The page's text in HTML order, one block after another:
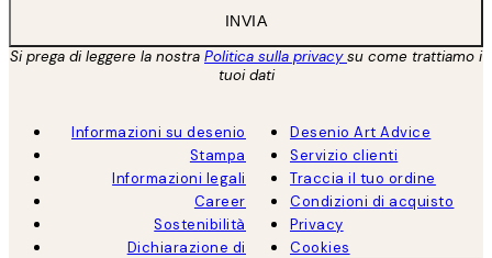
INVIA
Si prega di leggere la nostra Politica sulla privacysu come trattiamo i
tuoi dati
Informazioni su desenio
Stampa
Informazioni legali
Career
Sostenibilità
Dichiarazione di
Desenio Art Advice
Servizio clienti
Traccia il tuo ordine
Condizioni di acquisto
Privacy
Cookies